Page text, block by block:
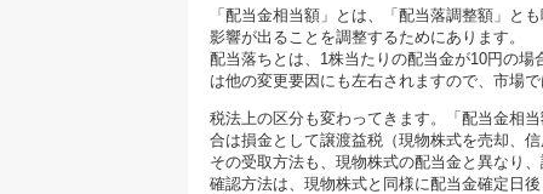
「配当金相当額」とは、「配当落調整額」と
影響が出ることを調整するためにあります。
配当落ちとは、1株当たりの配当金が10円の
は他の変更要因にも左右されますので、市場
税法上の区分も変わってきます。「配当金相
合は損金として譲渡益税（現物株式を売却、
その受取方法も、現物株式の配当金と異なり
確認方法は、現物株式と同様に配当金確定日